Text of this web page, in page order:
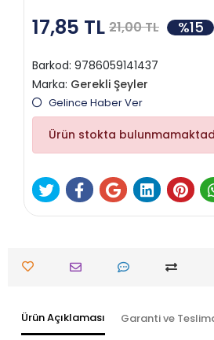
17,85 TL 21,00 TL %15
Barkod: 9786059141437
Marka: Gerekli Şeyler
Gelince Haber Ver
Ürün stokta
Ürün Açıklaması Garanti ve